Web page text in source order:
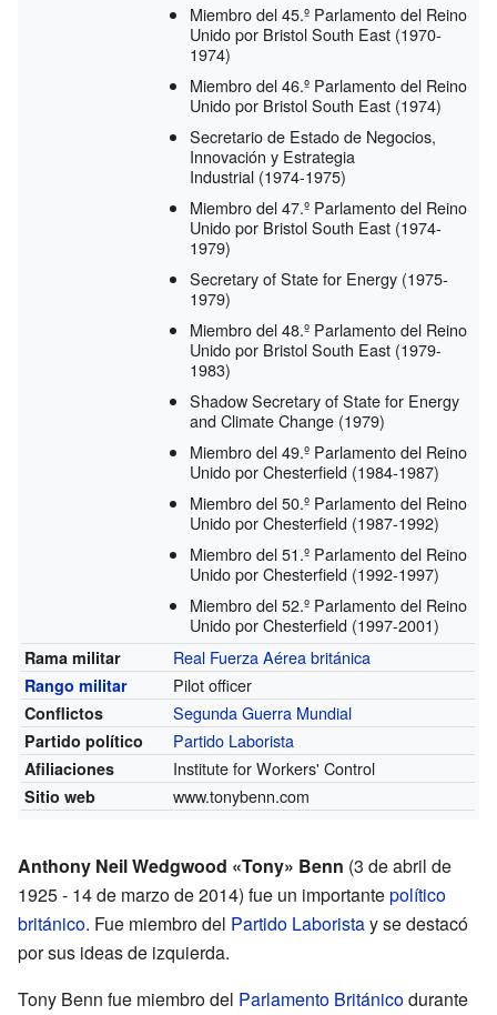
Miembro del 45.º Parlamento del Reino
Unido por Bristol South East (1970-
1974)
Miembro del 46.º Parlamento del Reino
Unido por Bristol South East (1974)
Secretario de Estado de Negocios,
Innovación y Estrategia
Industrial (1974-1975)
Miembro del 47.º Parlamento del Reino
Unido por Bristol South East (1974-
1979)
Secretary of State for Energy (1975-
1979)
Miembro del 48.º Parlamento del Reino
Unido por Bristol South East (1979-
1983)
Shadow Secretary of State for Energy
and Climate Change (1979)
Miembro del 49.º Parlamento del Reino
Unido por Chesterfield (1984-1987)
Miembro del 50.º Parlamento del Reino
Unido por Chesterfield (1987-1992)
Miembro del 51.º Parlamento del Reino
Unido por Chesterfield (1992-1997)
Miembro del 52.º Parlamento del Reino
Unido por Chesterfield (1997-2001)
Rama militar Real Fuerza Aérea británica
Rango militar Pilot officer
Conflictos Segunda Guerra Mundial
Partido político Partido Laborista
Afiliaciones Institute for Workers' Control
Sitio web www.tonybenn.com
Anthony Neil Wedgwood «Tony» Benn (3 de abril de
1925 - 14 de marzo de 2014) fue un importantepolítico
británico. Fue miembro del Partido Laboristay se destacó
por sus ideas de izquierda.
Tony Benn fue miembro del Parlamento Británicodurante